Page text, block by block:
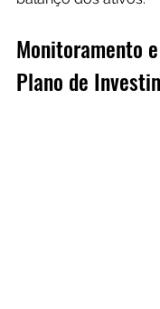
Monitoramento
Plano de